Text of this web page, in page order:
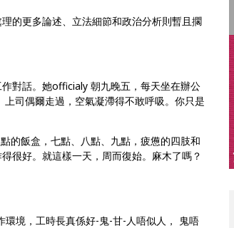
的更多論述、立法細節和政治分析則暫且擱
對話。她officialy 朝九晚五，每天坐在辦公
司偶爾走過，空氣凝滯得不敢呼吸。你只是
的飯盒，七點、八點、九點，疲憊的四肢和
很好。就這樣一天，周而復始。麻木了嗎？
境，工時長真係好-鬼-甘-人唔似人， 鬼唔